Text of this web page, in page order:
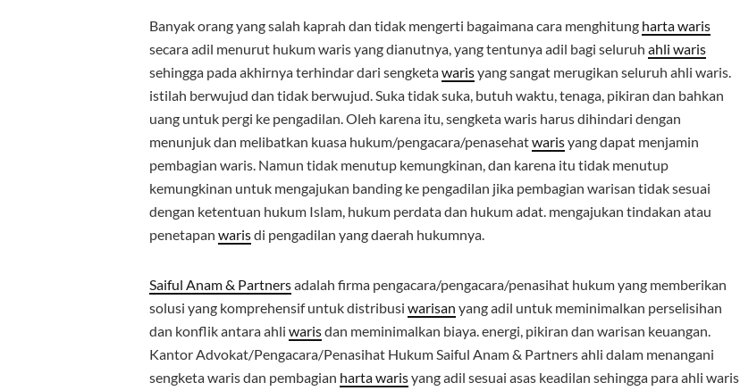
Banyak orang yang salah kaprah dan tidak mengerti bagaimana cara menghitung harta waris
secara adil menurut hukum waris yang dianutnya, yang tentunya adil bagi seluruh ahli waris
sehingga pada akhirnya terhindar dari sengketawarisyang sangat merugikan seluruh ahli waris.
istilah berwujud dan tidak berwujud. Suka tidak suka, butuh waktu, tenaga, pikiran dan bahkan
uang untuk pergi ke pengadilan. Oleh karena itu, sengketa waris harus dihindari dengan
menunjuk dan melibatkan kuasa hukum/pengacara/penasehatwarisyang dapat menjamin
pembagian waris. Namun tidak menutup kemungkinan, dan karena itu tidak menutup
kemungkinan untuk mengajukan banding ke pengadilan jika pembagian warisan tidak sesuai
dengan ketentuan hukum Islam, hukum perdata dan hukum adat. mengajukan tindakan atau
penetapan warisdi pengadilan yang daerah hukumnya.
Saiful Anam & Partnersadalah firma pengacara/pengacara/penasihat hukum yang memberikan
solusi yang komprehensif untuk distribusi warisan yang adil untuk meminimalkan perselisihan
dan konflik antara ahli warisdan meminimalkan biaya. energi, pikiran dan warisan keuangan.
Kantor Advokat/Pengacara/Penasihat Hukum Saiful Anam & Partners ahli dalam menangani
sengketa waris dan pembagian harta warisyang adil sesuai asas keadilan sehingga para ahli waris